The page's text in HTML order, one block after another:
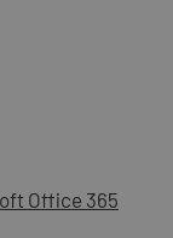
Office 365